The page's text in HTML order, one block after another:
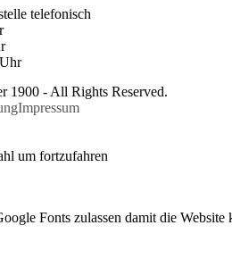
telefonisch
1900 - All Rights Reserved.
Impressum
um fortzufahren
Fonts zulassen damit die